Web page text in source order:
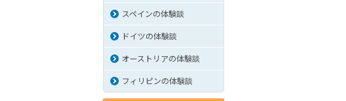
スペインの体験談
ドイツの体験談
オーストリアの体験談
フィリピンの体験談